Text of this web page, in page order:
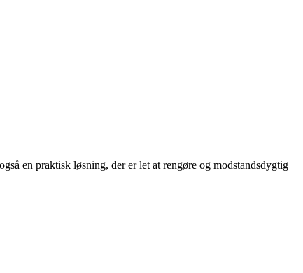
en praktisk løsning, der er let at rengøre og modstandsdygtig